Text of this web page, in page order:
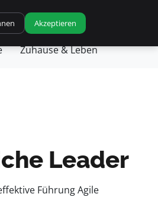
Haustiere Kochen
Zuhause & Leben
Leader
Führung Agile
Akzeptieren